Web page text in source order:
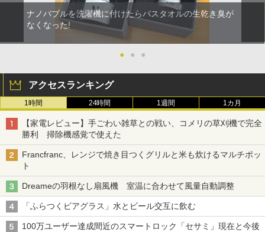
ナノバブルを洗濯機に付けたらバスタオルの生乾き臭が
なくなった!
● ● ●
アクセスランキング
1時間 24時間 1週間 1カ月
【家電レビュー】手ごわい雑草との戦い、コメリの草刈機で完全
勝利 掃除機感覚で使えた
Francfranc、レンジで焼き目つくグリルと米も炊けるマルチポッ
ト
Dreameの羽根なし扇風機 室温に合わせて風量自動調整
「ふらつくビアグラス」水とビール交互に飲む
100万ユーザー達成間近のスマートロック「セサミ」現在と今後